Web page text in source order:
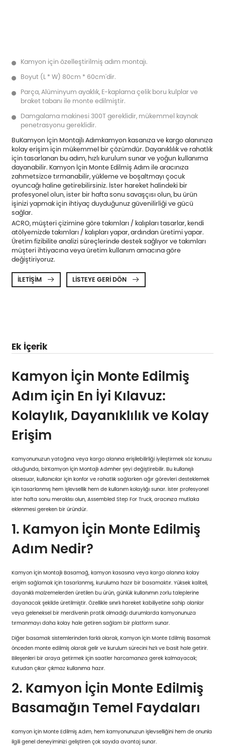
Kamyon için özelleştirilmiş adım montajı.
Boyut (L * W) 80cm * 60cm'dir.
Parça, Alüminyum ayaklık, E-kaplama çelik boru kulplar ve
braket tabanı ile monte edilmiştir.
Damgalama makinesi 300T gereklidir, mükemmel kaynak
penetrasyonu gereklidir.
BuKamyon İçin Montajlı Adımkamyon kasanıza ve kargo alanınıza
kolay erişim için mükemmel bir çözümdür. Dayanıklılık ve rahatlık
için tasarlanan bu adım, hızlı kurulum sunar ve yoğun kullanıma
dayanabilir. Kamyon İçin Monte Edilmiş Adım ile aracınıza
zahmetsizce tırmanabilir, yükleme ve boşaltmayı çocuk
oyuncağı haline getirebilirsiniz. İster hareket halindeki bir
profesyonel olun, ister bir hafta sonu savaşçısı olun, bu ürün
işinizi yapmak için ihtiyaç duyduğunuz güvenilirliği ve gücü
sağlar.
ACRO, müşteri çizimine göre takımları / kalıpları tasarlar, kendi
atölyemizde takımları / kalıpları yapar, ardından üretimi yapar.
Üretim fizibilite analizi süreçlerinde destek sağlıyor ve takımları
müşteri ihtiyacına veya üretim kullanım amacına göre
değiştiriyoruz.
İLETIŞIM  LISTEYE GERI DÖN 
Ek İçerik
Kamyon İçin Monte Edilmiş
Adım için En İyi Kılavuz:
Kolaylık, Dayanıklılık ve Kolay
Erişim
Kamyonunuzun yatağına veya kargo alanına erişilebilirliği iyileştirmek söz konusu
olduğunda, birKamyon İçin Montajlı Adımher şeyi değiştirebilir. Bu kullanışlı
aksesuar, kullanıcılar için konfor ve rahatlık sağlarken ağır görevleri desteklemek
için tasarlanmış hem işlevsellik hem de kullanım kolaylığı sunar. İster profesyonel
ister hafta sonu meraklısı olun, Assembled Step For Truck, aracınıza mutlaka
eklenmesi gereken bir üründür.
1. Kamyon İçin Monte Edilmiş
Adım Nedir?
Kamyon İçin Montajlı Basamağ, kamyon kasasına veya kargo alanına kolay
erişim sağlamak için tasarlanmış, kuruluma hazır bir basamaktır. Yüksek kaliteli,
dayanıklı malzemelerden üretilen bu ürün, günlük kullanımın zorlu taleplerine
dayanacak şekilde üretilmiştir. Özellikle sınırlı hareket kabiliyetine sahip olanlar
veya geleneksel bir merdivenin pratik olmadığı durumlarda kamyonunuza
tırmanmayı daha kolay hale getiren sağlam bir platform sunar.
Diğer basamak sistemlerinden farklı olarak, Kamyon İçin Monte Edilmiş Basamak
önceden monte edilmiş olarak gelir ve kurulum sürecini hızlı ve basit hale getirir.
Bileşenleri bir araya getirmek için saatler harcamanıza gerek kalmayacak;
Kutudan çıkar çıkmaz kullanıma hazır.
2. Kamyon İçin Monte Edilmiş
Basamağın Temel Faydaları
Kamyon İçin Monte Edilmiş Adım, hem kamyonunuzun işlevselliğini hem de onunla
ilgili genel deneyiminizi geliştiren çok sayıda avantaj sunar.